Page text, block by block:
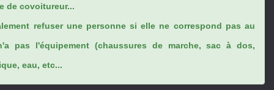
de covoitureur...
refuser une personne si elle ne correspond pas au
pas l'équipement (chaussures de marche, sac à dos,
eau, etc...